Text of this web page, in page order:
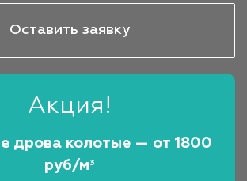
Оставить заявку
Акция!
дрова колотые — от 1800
руб/м³